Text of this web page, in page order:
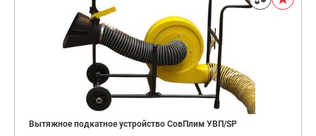
Вытяжное подкатное устройство СовПлим УВП/SP